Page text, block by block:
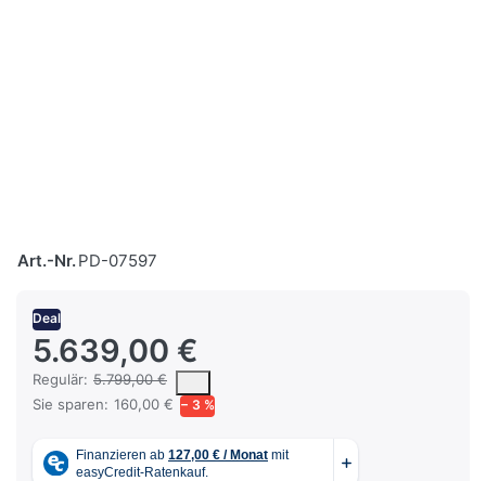
Art.-Nr.PD-07597
Deal
5.639,00 €
Regulär: 5.799,00 €
Es handelt sich um den mittleren Verkaufspreis, den Kunden für
Sie sparen: 160,00 € − 3 %